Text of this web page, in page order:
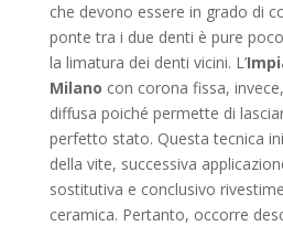
che devono essere in grado di
ponte tra i due denti è pure
la limatura dei denti vicini. L’
Milano con corona fissa,
diffusa poiché permette di
perfetto stato. Questa tecnica
della vite, successiva
sostitutiva e conclusivo
ceramica. Pertanto, occorre